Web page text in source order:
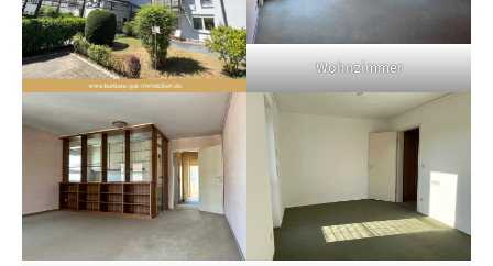
Wohnzimmer